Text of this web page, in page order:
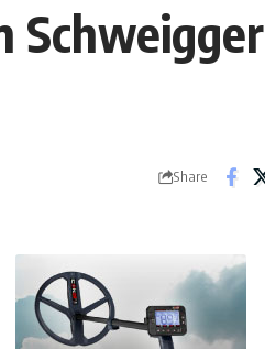
Schweigger
Share